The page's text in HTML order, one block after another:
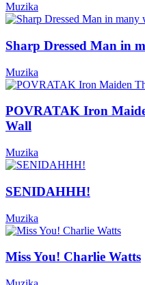
Muzika
Sharp Dressed Man in
Muzika
POVRATAK Iron
Wall
Muzika
SENIDAHHH!
Muzika
Miss You! Charlie Watts